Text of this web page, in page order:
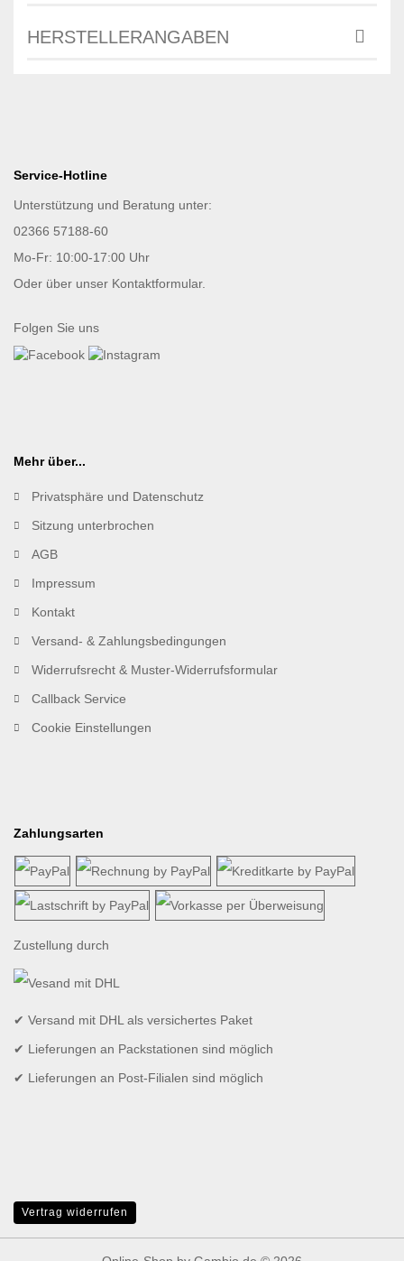
HERSTELLERANGABEN
Service-Hotline
Unterstützung und Beratung unter:
02366 57188-60
Mo-Fr: 10:00-17:00 Uhr
Oder über unser Kontaktformular.
Folgen Sie uns
Mehr über...
Privatsphäre und Datenschutz
Sitzung unterbrochen
AGB
Impressum
Kontakt
Versand- & Zahlungsbedingungen
Widerrufsrecht & Muster-Widerrufsformular
Callback Service
Cookie Einstellungen
Zahlungsarten
Zustellung durch
✔ Versand mit DHL als versichertes Paket
✔ Lieferungen an Packstationen sind möglich
✔ Lieferungen an Post-Filialen sind möglich
Vertrag widerrufen